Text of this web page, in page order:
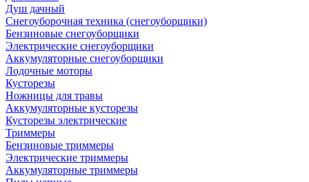
Душ дачный
Снегоуборочная техника (снегоуборщики)
Бензиновые снегоуборщики
Электрические снегоуборщики
Аккумуляторные снегоуборщики
Лодочные моторы
Кусторезы
Ножницы для травы
Аккумуляторные кусторезы
Кусторезы электрические
Триммеры
Бензиновые триммеры
Электрические триммеры
Аккумуляторные триммеры